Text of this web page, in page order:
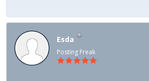
Esda
Posting Freak